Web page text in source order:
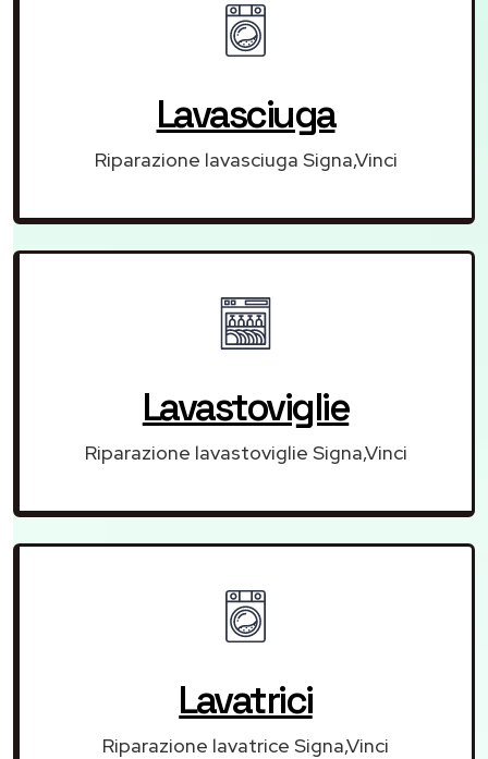
Lavasciuga
Riparazione lavasciuga Signa,Vinci
Lavastoviglie
Riparazione lavastoviglie Signa,Vinci
Lavatrici
Riparazione lavatrice Signa,Vinci